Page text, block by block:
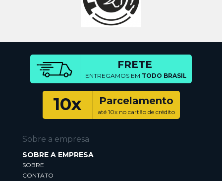
FRETE
ENTREGAMOS EM TODO BRASIL
10x Parcelamento
até 10x no cartão de crédito
Sobre a empresa
SOBRE A EMPRESA
SOBRE
CONTATO